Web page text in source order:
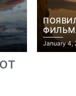
РОББИ
January 4,